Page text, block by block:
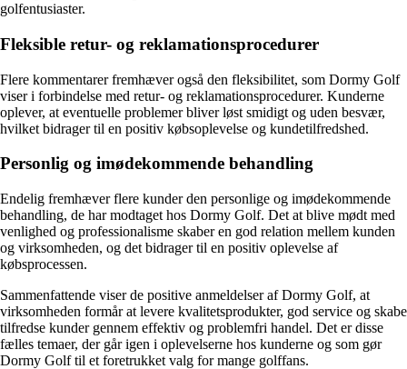
golfentusiaster.
Fleksible retur- og reklamationsprocedurer
Flere kommentarer fremhæver også den fleksibilitet, som Dormy Golf
viser i forbindelse med retur- og reklamationsprocedurer. Kunderne
oplever, at eventuelle problemer bliver løst smidigt og uden besvær,
hvilket bidrager til en positiv købsoplevelse og kundetilfredshed.
Personlig og imødekommende behandling
Endelig fremhæver flere kunder den personlige og imødekommende
behandling, de har modtaget hos Dormy Golf. Det at blive mødt med
venlighed og professionalisme skaber en god relation mellem kunden
og virksomheden, og det bidrager til en positiv oplevelse af
købsprocessen.
Sammenfattende viser de positive anmeldelser af Dormy Golf, at
virksomheden formår at levere kvalitetsprodukter, god service og skabe
tilfredse kunder gennem effektiv og problemfri handel. Det er disse
fælles temaer, der går igen i oplevelserne hos kunderne og som gør
Dormy Golf til et foretrukket valg for mange golffans.